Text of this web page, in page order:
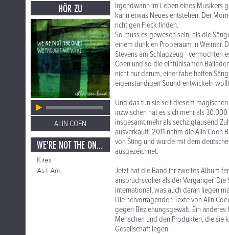
HÖR ZU
ALIN COEN
WE'RE NOT THE ONES WE THOUGHT WE WERE
Kites
As I Am
Irgendwann im Leben eines Musikers
kann etwas Neues entstehen. Der
richtigen Fleck finden.
So muss es gewesen sein, als die
einem dunklen Proberaum in Weimar.
Stevens am Schlagzeug - vermochten
Coen und so die einfühlsamen
nicht nur darum, einer fabelhaften
eigenständigen Sound entwickeln
Und das tun sie seit diesem
inzwischen hat es sich mehr als
insgesamt mehr als sechzigtausend
ausverkauft. 2011 nahm die Alin Coen
von Sting und wurde mit dem
ausgezeichnet.
Jetzt hat die Band ihr zweites Album
anspruchsvoller als der Vorgänger.
international, was auch daran liegen
Die hervorragenden Texte von Alin
gegen Beziehungsgewalt. Ein
Menschen und den Produkten, die sie
Gesellschaft legen.